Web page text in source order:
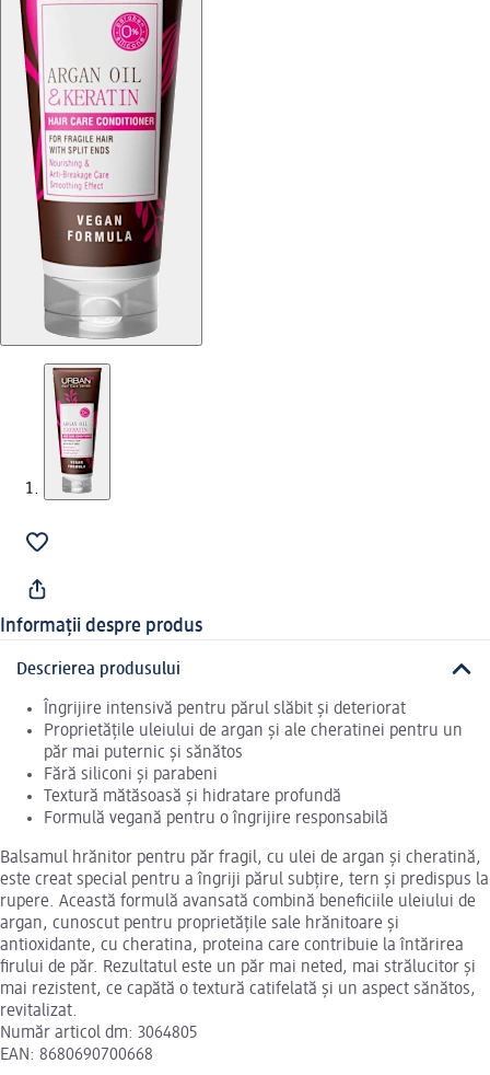
Informații despre produs
Descrierea produsului
Îngrijire intensivă pentru părul slăbit și deteriorat
Proprietățile uleiului de argan și ale cheratinei pentru un
păr mai puternic și sănătos
Fără siliconi și parabeni
Textură mătăsoasă și hidratare profundă
Formulă vegană pentru o îngrijire responsabilă
Balsamul hrănitor pentru păr fragil, cu ulei de argan și cheratină,
este creat special pentru a îngriji părul subțire, tern și predispus la
rupere. Această formulă avansată combină beneficiile uleiului de
argan, cunoscut pentru proprietățile sale hrănitoare și
antioxidante, cu cheratina, proteina care contribuie la întărirea
firului de păr. Rezultatul este un păr mai neted, mai strălucitor și
mai rezistent, ce capătă o textură catifelată și un aspect sănătos,
revitalizat.
Număr articol dm: 3064805
EAN: 8680690700668